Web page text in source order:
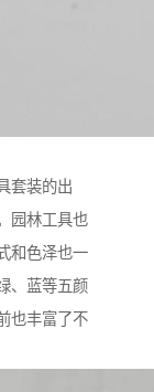
套装的出
园林工具也
和色泽也一
、蓝等五颜
也丰富了不